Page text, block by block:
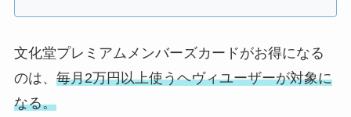
文化堂プレミアムメンバーズカードがお得になる
のは、 毎月2万円以上使うヘヴィユーザーが対象に
なる。